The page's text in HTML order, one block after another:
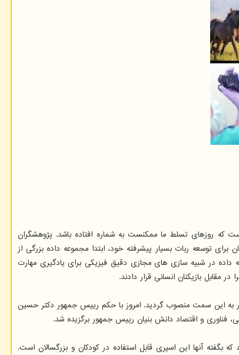
است که روزهای تسلط ما ممکنست به شماره افتاده باشد. پژوهشگران
توسعه ربات بسیار پیشرفته خود، ابتدا مجموعه داده بزرگی از
در شبیه سازی های مجازی دقیق فیزیکی برای یادگیری مهارت
بازیکنان انسانی قرار دادند.
به این سمت منصوب گردید. امروز با حکم رییس جمهور دکتر حسین
و اقتصاد دانش بنیان رییس جمهور برگزیده شد.
بگفته آنها این اسپری قابل استفاده در کودکان و بزرگسالان است.